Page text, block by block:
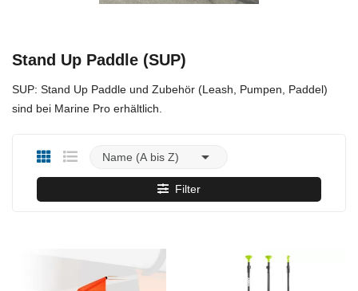
Stand Up Paddle (SUP)
SUP: Stand Up Paddle und Zubehör (Leash, Pumpen, Paddel)
sind bei Marine Pro erhältlich.
Name (A bis Z) 
Filter